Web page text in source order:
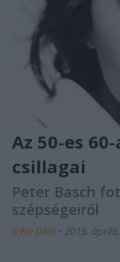
Az 50-es
csillagai
Peter Basch
szépségeiről
Dédi Dédi • 2019. április